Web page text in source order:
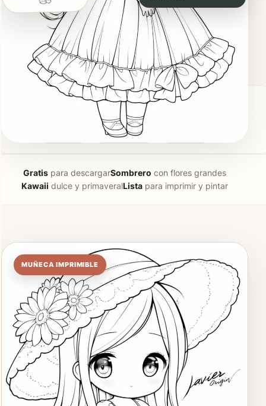
Ideas de color
Más muñecas
Gratis para descargarSombrero con flores grandes
Kawaii dulce y primaveralLista para imprimir y pintar
MUÑECA IMPRIMIBLE